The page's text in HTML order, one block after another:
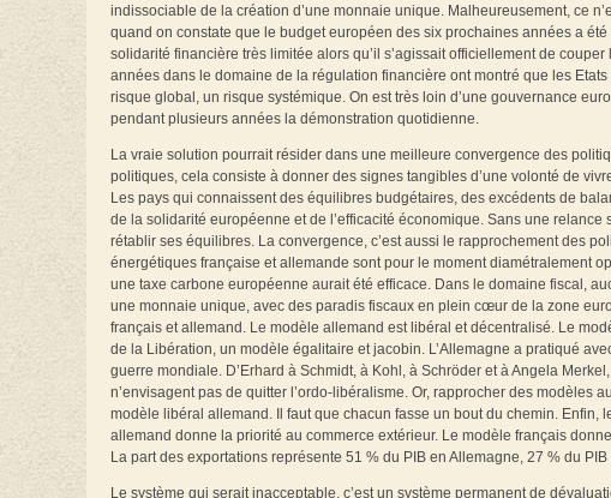
indissociable de la création d’une monnaie unique. Malheureusement, ce
quand on constate que le budget européen des six prochaines années a
solidarité financière très limitée alors qu’il s’agissait officiellement de
années dans le domaine de la régulation financière ont montré que les
risque global, un risque systémique. On est très loin d’une gouvernance
pendant plusieurs années la démonstration quotidienne.
La vraie solution pourrait résider dans une meilleure convergence des
politiques, cela consiste à donner des signes tangibles d’une volonté de
Les pays qui connaissent des équilibres budgétaires, des excédents de
de la solidarité européenne et de l’efficacité économique. Sans une
rétablir ses équilibres. La convergence, c’est aussi le rapprochement des
énergétiques française et allemande sont pour le moment diamétralement
une taxe carbone européenne aurait été efficace. Dans le domaine fiscal,
une monnaie unique, avec des paradis fiscaux en plein cœur de la zone
français et allemand. Le modèle allemand est libéral et décentralisé. Le
de la Libération, un modèle égalitaire et jacobin. L’Allemagne a pratiqué
guerre mondiale. D’Erhard à Schmidt, à Kohl, à Schröder et à Angela
n’envisagent pas de quitter l’ordo‑libéralisme. Or, rapprocher des
modèle libéral allemand. Il faut que chacun fasse un bout du chemin.
allemand donne la priorité au commerce extérieur. Le modèle français
La part des exportations représente 51 % du PIB en Allemagne, 27 % du
Le système qui serait inacceptable, c’est un système permanent de